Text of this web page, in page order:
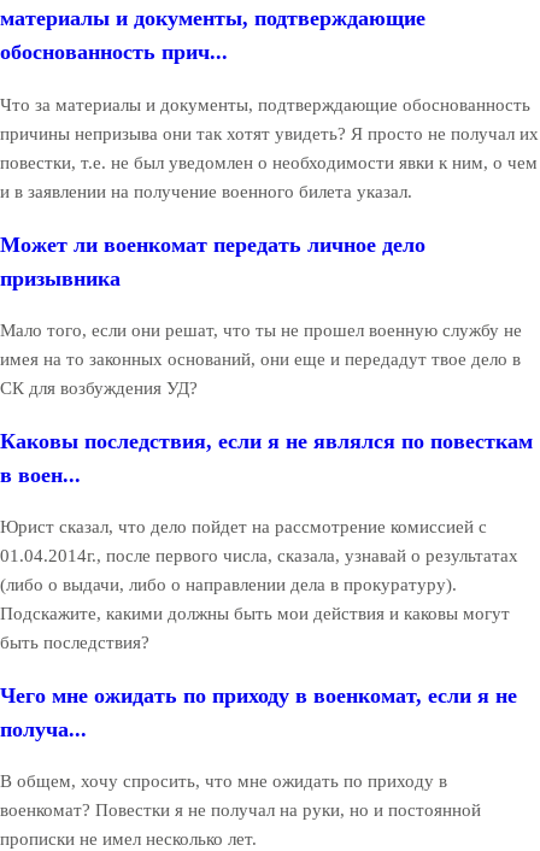
материалы и документы, подтверждающие
обоснованность прич...
Что за материалы и документы, подтверждающие обоснованность
причины непризыва они так хотят увидеть? Я просто не получал их
повестки, т.е. не был уведомлен о необходимости явки к ним, о чем
и в заявлении на получение военного билета указал.
Может ли военкомат передать личное дело
призывника
Мало того, если они решат, что ты не прошел военную службу не
имея на то законных оснований, они еще и передадут твое дело в
СК для возбуждения УД?
Каковы последствия, если я не являлся по повесткам
в воен...
Юрист сказал, что дело пойдет на рассмотрение комиссией с
01.04.2014г., после первого числа, сказала, узнавай о результатах
(либо о выдачи, либо о направлении дела в прокуратуру).
Подскажите, какими должны быть мои действия и каковы могут
быть последствия?
Чего мне ожидать по приходу в военкомат, если я не
получа...
В общем, хочу спросить, что мне ожидать по приходу в
военкомат? Повестки я не получал на руки, но и постоянной
прописки не имел несколько лет.